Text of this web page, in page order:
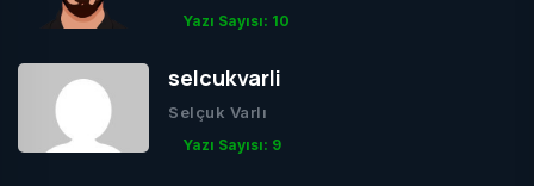
Yazı Sayısı: 10
selcukvarli
Selçuk Varlı
Yazı Sayısı: 9